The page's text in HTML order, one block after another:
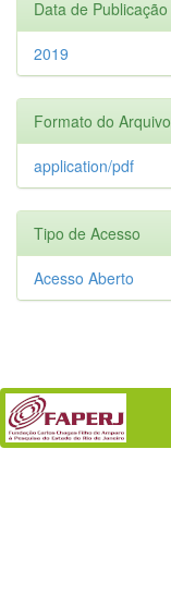
Data de Publicação
2019
Formato do Arquivo
application/pdf
Tipo de Acesso
Acesso Aberto